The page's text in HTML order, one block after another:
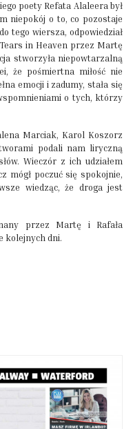
poety Refata Alaleera był
niepokój o to, co pozostaje
tego wiersza, odpowiedział
in Heaven przez Martę
stworzyła niepowtarzalną
że pośmiertna miłość nie
emocji i zadumy, stała się
o tych, którzy
Marciak, Karol Koszorz
podali nam liryczną
Wieczór z ich udziałem
mógł poczuć się spokojnie,
wiedząc, że droga jest
przez Martę i Rafała
kolejnych dni.